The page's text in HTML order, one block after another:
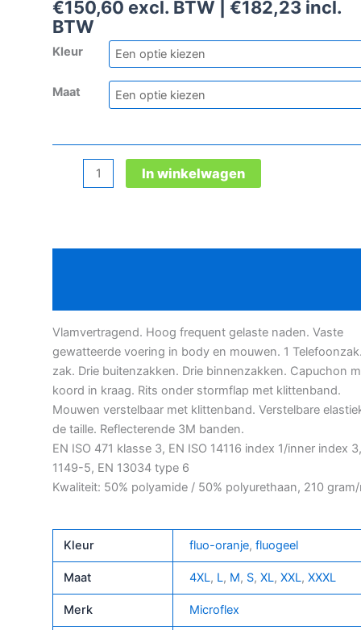
€150,60 excl. BTW | €182,23 incl.
BTW
Kleur
Maat
Microflex
aantal
In winkelwagen
Vlamvertragend. Hoog frequent gelaste naden. Vaste
gewatteerde voering in body en mouwen. 1
zak. Drie buitenzakken. Drie binnenzakken. Capuchon
koord in kraag. Rits onder stormflap met klittenband.
Mouwen verstelbaar met klittenband. Verstelbare
de taille. Reflecterende 3M banden.
EN ISO 471 klasse 3, EN ISO 14116 index 1/inner index
1149-5, EN 13034 type 6
Kwaliteit: 50% polyamide / 50% polyurethaan, 210 gram/
Kleur fluo-oranje, fluogeel
Maat 4XL, L, M, S, XL, XXL, XXXL
Merk Microflex